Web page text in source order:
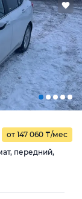
от 147 060 ₸/мес
передний,